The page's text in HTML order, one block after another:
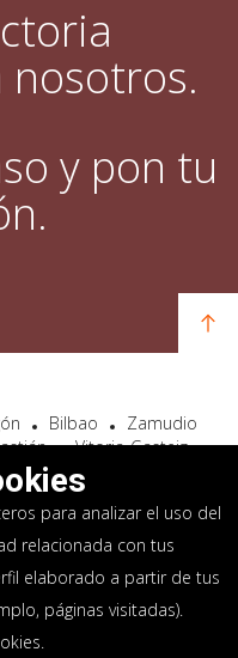
y pon tu
Bilbao
Zamudio
Vitoria-Gasteiz
Bidart
SPAIN
para analizar el uso del
relacionada con tus
elaborado a partir de tus
páginas visitadas).
.